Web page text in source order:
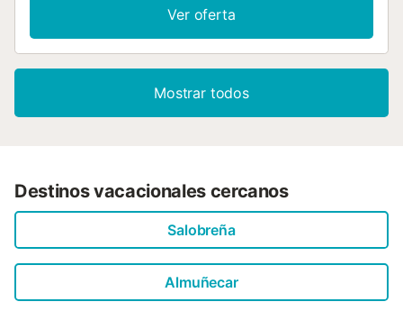
hacer la reserva o ponerte en contacto directamente con
el alojamiento. Los datos de contacto aparecen en la
confirmación de la reserva. Número de licencia:
Ver oferta
Mostrar todos
Destinos vacacionales cercanos
Salobreña
Almuñecar